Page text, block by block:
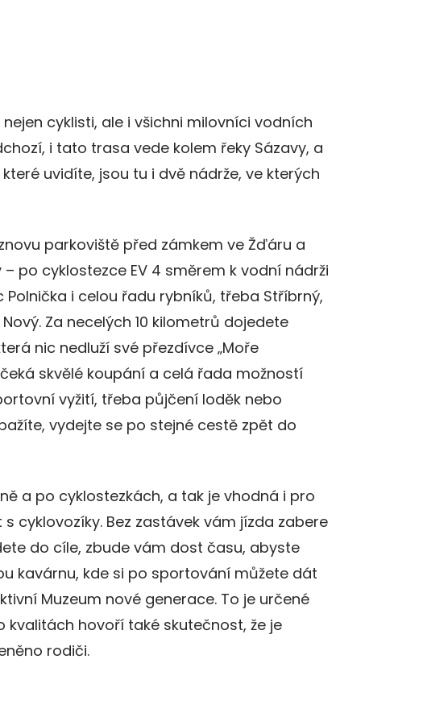
cyklisti, ale i všichni milovníci vodních
i tato trasa vede kolem řeky Sázavy, a
uvidíte, jsou tu i dvě nádrže, ve kterých
parkoviště před zámkem ve Žďáru a
po cyklostezce EV 4 směrem k vodní nádrži
Polnička i celou řadu rybníků, třeba Stříbrný,
Za necelých 10 kilometrů dojedete
nic nedluží své přezdívce „Moře
skvělé koupání a celá řada možností
vyžití, třeba půjčení loděk nebo
vydejte se po stejné cestě zpět do
a po cyklostezkách, a tak je vhodná i pro
cyklovozíky. Bez zastávek vám jízda zabere
do cíle, zbude vám dost času, abyste
kavárnu, kde si po sportování můžete dát
Muzeum nové generace. To je určené
kvalitách hovoří také skutečnost, že je
rodiči.